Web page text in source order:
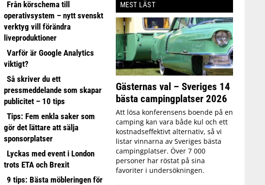
Från körschema till
operativsystem – nytt svenskt
verktyg vill förändra
liveproduktioner
Varför är Google Analytics
viktigt?
Så skriver du ett
pressmeddelande som skapar
publicitet – 10 tips
Tips: Fem enkla saker som
gör det lättare att sälja
sponsorplatser
Lyckas med event i London
trots ETA och Brexit
9 tips: Bästa möbleringen för
MEST LÄST
Gästernas val – Sveriges 14
bästa campingplatser 2026
Att lösa konferensens boende på en
camping kan vara både kul och ett
kostnadseffektivt alternativ, så vi
listar vinnarna av Sveriges bästa
campingplatser. Över 7 000
personer har röstat på sina
favoriter i undersökningen.